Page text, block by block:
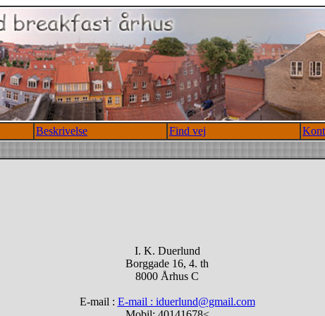
Beskrivelse Find vej
I. K. Duerlund
Borggade 16, 4. th
8000 Århus C
E-mail : E-mail : iduerlund@gmail.com